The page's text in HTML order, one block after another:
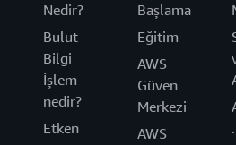
Nedir?
Bulut
Bilgi
İşlem
nedir?
Etken
Başlama
Eğitim
AWS
Güven
Merkezi
AWS